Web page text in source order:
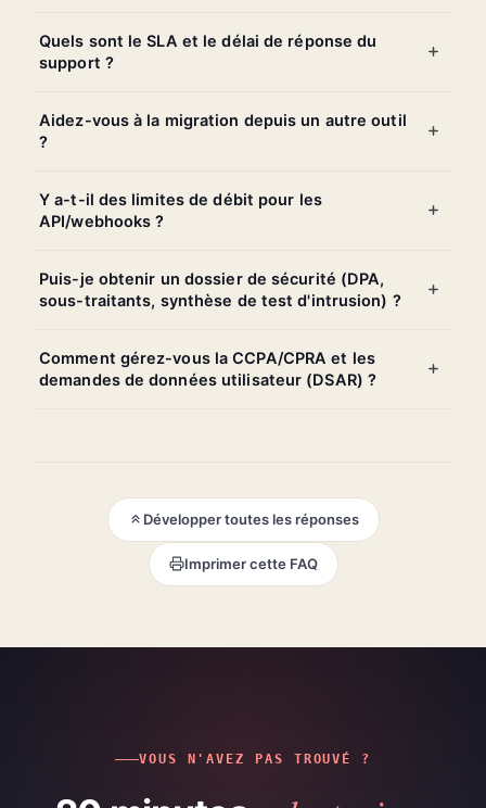
Quels sont le SLA et le délai de réponse du
support ?
Aidez-vous à la migration depuis un autre outil
?
Y a-t-il des limites de débit pour les
API/webhooks ?
Puis-je obtenir un dossier de sécurité (DPA,
sous-traitants, synthèse de test d'intrusion) ?
Comment gérez-vous la CCPA/CPRA et les
demandes de données utilisateur (DSAR) ?
Développer toutes les réponses
Imprimer cette FAQ
VOUS N'AVEZ PAS TROUVÉ ?